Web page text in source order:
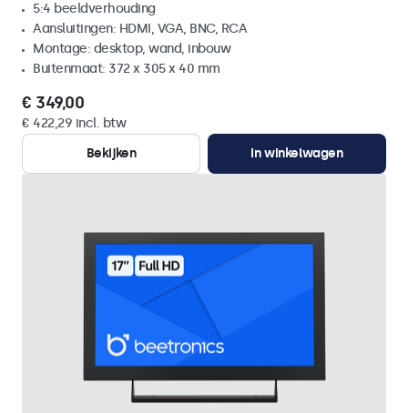
5:4 beeldverhouding
Aansluitingen: HDMI, VGA, BNC, RCA
Montage: desktop, wand, inbouw
Buitenmaat: 372 x 305 x 40 mm
€ 349,00
€ 422,29 incl. btw
Bekijken
In winkelwagen